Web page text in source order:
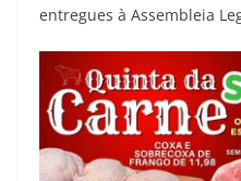
entregues à Assembleia